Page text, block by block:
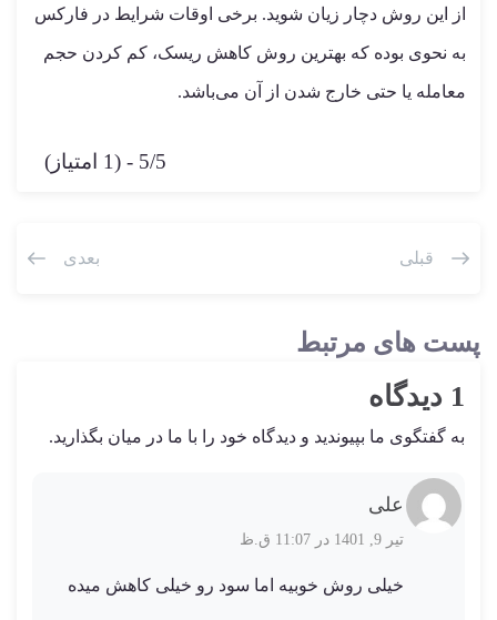
از این روش دچار زیان شوید. برخی اوقات شرایط در فارکس
به نحوی بوده که بهترین روش کاهش ریسک، کم کردن حجم
معامله یا حتی خارج شدن از آن می‌باشد.
5/5 - (1 امتیاز)
قبلی بعدی
پست های مرتبط
1 دیدگاه
به گفتگوی ما بپیوندید و دیدگاه خود را با ما در میان بگذارید.
علی
تیر 9, 1401 در 11:07 ق.ظ
خیلی روش خوبیه اما سود رو خیلی کاهش میده